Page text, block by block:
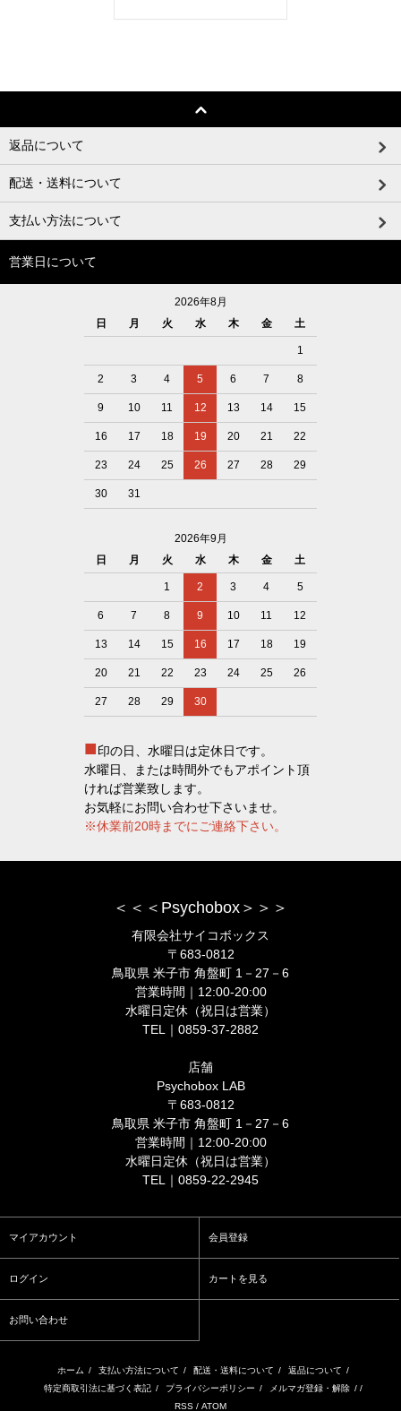
返品について
配送・送料について
支払い方法について
営業日について
2026年8月
日
月 火 水 木 金 土
1
2 3 4 5 6 7 8
9 10 11 12 13 14 15
16 17 18 19 20 21 22
23 24 25 26 27 28 29
30 31
2026年9月
日
月 火 水 木 金 土
1 2 3 4 5
6 7 8 9 10 11 12
13 14 15 16 17 18 19
20 21 22 23 24 25 26
27 28 29 30
■印の日、水曜日は定休日です。
水曜日、または時間外でもアポイント頂
ければ営業致します。
お気軽にお問い合わせ下さいませ。
※休業前20時までにご連絡下さい。
＜＜＜Psychobox＞＞＞
有限会社サイコボックス
〒683-0812
鳥取県 米子市 角盤町 1－27－6
営業時間｜12:00-20:00
水曜日定休（祝日は営業）
TEL｜0859-37-2882
店舗
Psychobox LAB
〒683-0812
鳥取県 米子市 角盤町 1－27－6
営業時間｜12:00-20:00
水曜日定休（祝日は営業）
TEL｜0859-22-2945
マイアカウント 会員登録
ログイン カートを見る
お問い合わせ
ホーム / 支払い方法について / 配送・送料について / 返品について /
特定商取引法に基づく表記 / プライバシーポリシー / メルマガ登録・解除 / /
RSS / ATOM